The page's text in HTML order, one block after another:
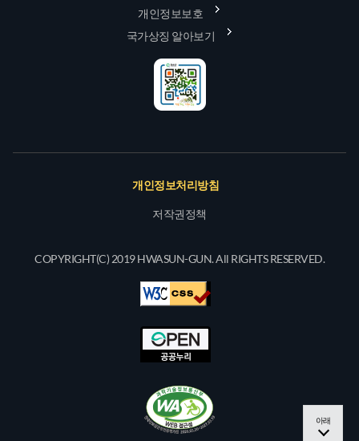
개인정보보호
국가상징 알아보기
개인정보처리방침
저작권정책
COPYRIGHT(C) 2019 HWASUN-GUN. All RIGHTS RESERVED.
아래